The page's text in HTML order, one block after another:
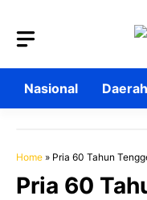
Nasional Daerah
Home » Pria 60 Tahun
Pria 60